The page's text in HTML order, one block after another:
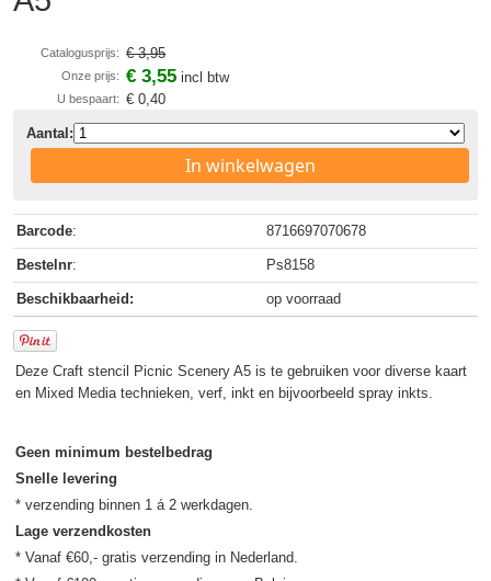
Catalogusprijs: € 3,95
Onze prijs: € 3,55 incl btw
U bespaart: € 0,40
Aantal:
In winkelwagen
Barcode: 8716697070678
Bestelnr: Ps8158
Beschikbaarheid: op voorraad
Deze Craft stencil Picnic Scenery A5 is te gebruiken voor diverse kaart
en Mixed Media technieken, verf, inkt en bijvoorbeeld spray inkts.
Geen minimum bestelbedrag
Snelle levering
Lage verzendkosten
* Vanaf €60,- gratis verzending in Nederland.